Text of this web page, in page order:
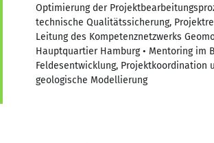
Optimierung der
technische Qualitätssicherung,
Leitung des Kompetenznetzwerks
Hauptquartier Hamburg • Mentoring im
Feldesentwicklung, Projektkoordination
geologische Modellierung